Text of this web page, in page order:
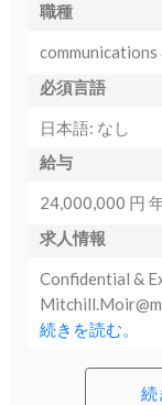
職種
communications
必須言語
日本語: なし
給与
24,000,000 円
求人情報
Confidential &
続きを読む。
続